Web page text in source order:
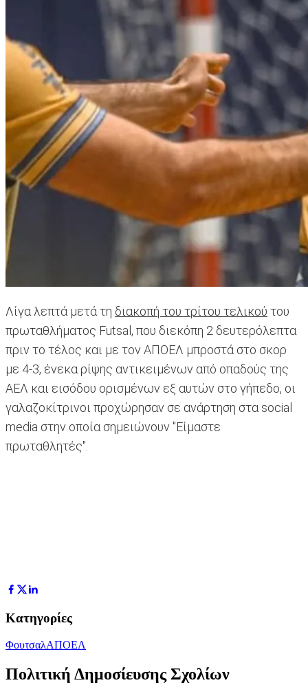
Λίγα λεπτά μετά τη διακοπή του τρίτου τελικού του
πρωταθλήματος Futsal, που διεκόπη 2 δευτερόλεπτα
πριν το τέλος και με τον ΑΠΟΕΛ μπροστά στο σκορ
με 4-3, ένεκα ρίψης αντικειμένων από οπαδούς της
ΑΕΛ και εισόδου ορισμένων εξ αυτών στο γήπεδο, οι
γαλαζοκίτρινοι προχώρησαν σε ανάρτηση στα social
media στην οποία σημειώνουν "Είμαστε
πρωταθλητές".
Κατηγορίες
ΦουτσαλΑΠΟΕΛ
Πολιτική Δημοσίευσης Σχολίων